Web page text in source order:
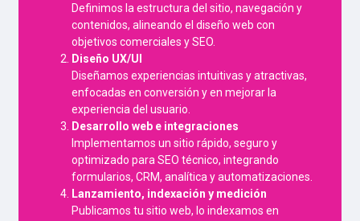
Definimos la estructura del sitio, navegación y
contenidos, alineando el diseño web con
objetivos comerciales y SEO.
Diseño UX/UI
Diseñamos experiencias intuitivas y atractivas,
enfocadas en conversión y en mejorar la
experiencia del usuario.
Desarrollo web e integraciones
Implementamos un sitio rápido, seguro y
optimizado para SEO técnico, integrando
formularios, CRM, analítica y automatizaciones.
Lanzamiento, indexación y medición
Publicamos tu sitio web, lo indexamos en